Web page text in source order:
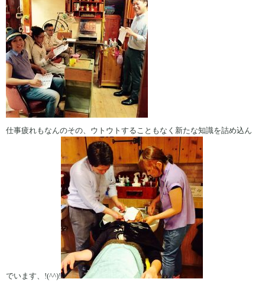
仕事疲れもなんのその、ウトウトすることもなく新たな知識を詰め込ん
でいます、!(^^)!